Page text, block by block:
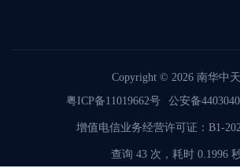
Copyright © 2026 南华中天
粤ICP备11019662号
公安备
增值电信业务经营许可证：B1-
查询 43 次，耗时 0.1996